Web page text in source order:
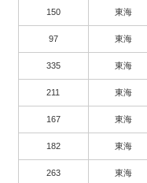
150 東海
97 東海
335 東海
211 東海
167 東海
182 東海
263 東海